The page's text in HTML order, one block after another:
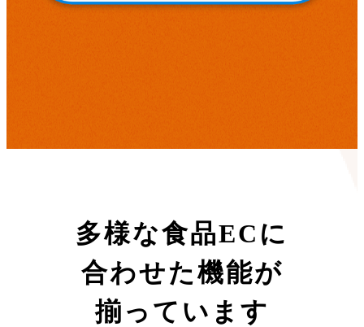
多様な食品ECに
合わせた機能が
揃っています